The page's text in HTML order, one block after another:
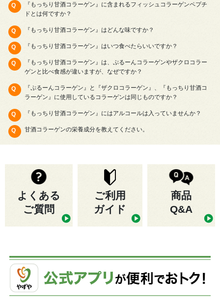
『もっちり甘酒コラーゲン』に含まれるフィッシュコラーゲンペプチ
ドとは何ですか？
『もっちり甘酒コラーゲン』はどんな味ですか？
『もっちり甘酒コラーゲン』はいつ食べたらいいですか？
『もっちり甘酒コラーゲン』は、ぷるーんコラーゲンやザクロコラー
ゲンと比べ食感が違いますが、なぜですか？
『ぷるーんコラーゲン』と『ザクロコラーゲン』、『もっちり甘酒コ
ラーゲン』に使用しているコラーゲンは同じものですか？
『もっちり甘酒コラーゲン』にはアルコールは入っていませんか？
甘酒コラーゲンの栄養成分を教えてください。
よくある
ご質問
ご利用
ガイド
商品
Q&A